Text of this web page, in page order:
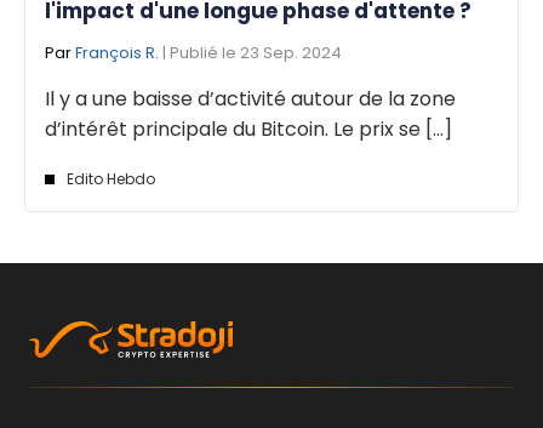
l'impact d'une longue phase d'attente ?
ParFrançois R. | Publié le 23 Sep. 2024
Il y a une baisse d’activité autour de la zone
d’intérêt principale du Bitcoin. Le prix se [...]
Edito Hebdo